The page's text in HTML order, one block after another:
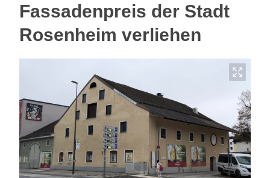
Fassadenpreis der Stadt
Rosenheim verliehen